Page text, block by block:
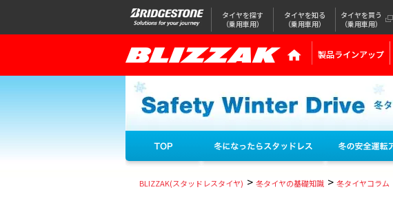
タイヤを探す
（乗用車用）
タイヤを知る
（乗用車用）
タイヤを買う
（乗用車用）
製品ラインアップ
BLIZZAK(スタッドレスタイヤ) > 冬タイヤの基礎知識 > 冬タイヤコラム